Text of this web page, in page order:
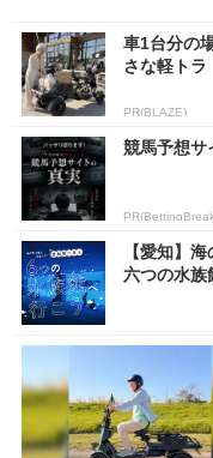
車1台分の
さな軽トラ
PR(BLAZE)
競馬予想サ
【愛知】
六つの水族